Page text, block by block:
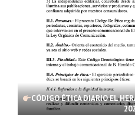
CÓDIGO ÉTICA DIARIO EL